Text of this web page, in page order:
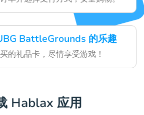
BattleGrounds 的乐趣
的礼品卡，尽情享受游戏！
Hablax 应用